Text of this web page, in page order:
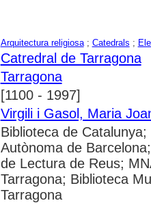
Arquitectura religiosa; Catedrals ;
Catredral de Tarragona
Tarragona
[1100 - 1997]
Virgili i Gasol, Maria
Biblioteca de
Autònoma de
de Lectura de Reus;
Tarragona; Biblioteca
Tarragona